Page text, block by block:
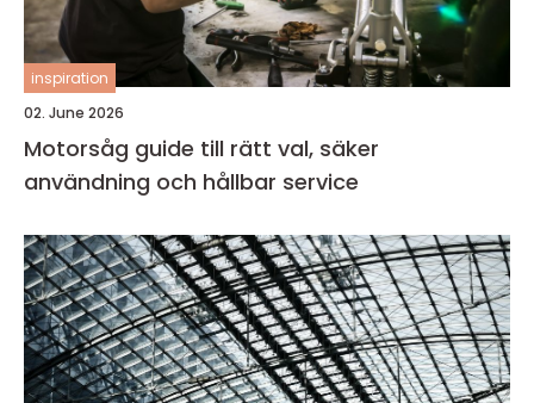
inspiration
02. June 2026
Motorsåg guide till rätt val, säker
användning och hållbar service